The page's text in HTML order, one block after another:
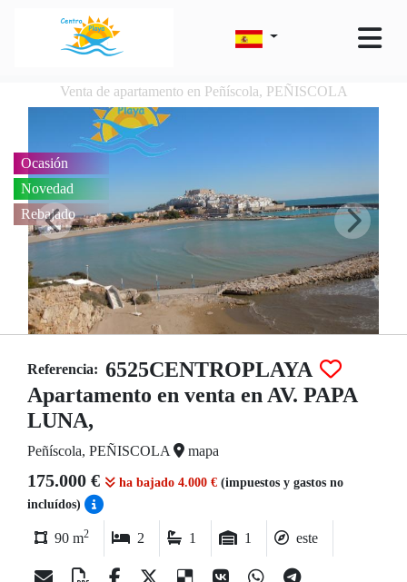
Venta de apartamento en Peñíscola, PEÑISCOLA
Ocasión
Novedad
Rebajado
Referencia: 6525CENTROPLAYA
Apartamento en venta en AV. PAPA
LUNA,
Peñíscola, PEÑISCOLA mapa
175.000 € ha bajado 4.000 € (impuestos y gastos no
incluídos)
90 m2 2 1 1 este